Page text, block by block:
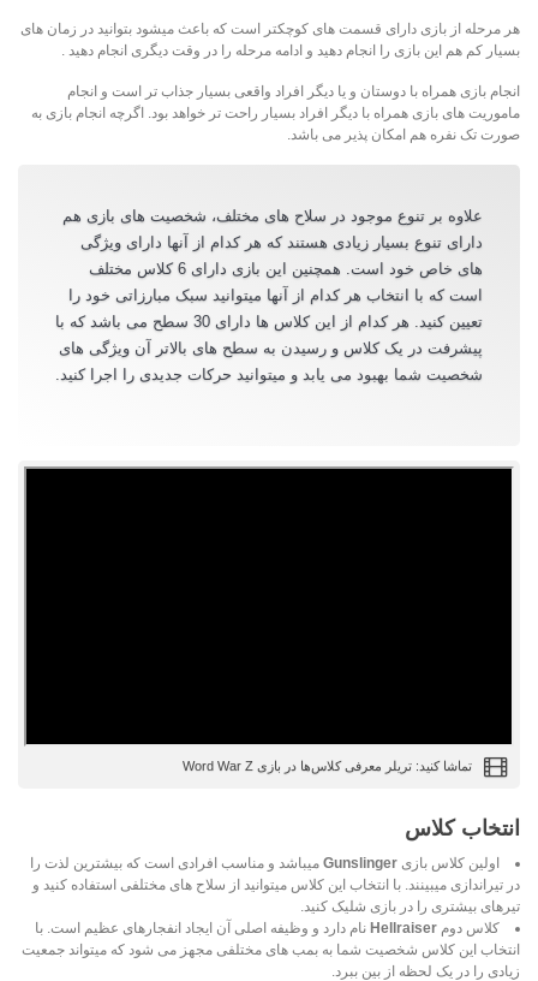
هر مرحله از بازی دارای قسمت های کوچکتر است که باعث میشود بتوانید در زمان های
بسیار کم هم این بازی را انجام دهید و ادامه مرحله را در وقت دیگری انجام دهید .
انجام بازی همراه با دوستان و یا دیگر افراد واقعی بسیار جذاب تر است و انجام
ماموریت های بازی همراه با دیگر افراد بسیار راحت تر خواهد بود. اگرچه انجام بازی به
صورت تک نفره هم امکان پذیر می باشد.
علاوه بر تنوع موجود در سلاح های مختلف، شخصیت های بازی هم
دارای تنوع بسیار زیادی هستند که هر کدام از آنها دارای ویژگی
های خاص خود است. همچنین این بازی دارای 6 کلاس مختلف
است که با انتخاب هر کدام از آنها میتوانید سبک مبارزاتی خود را
تعیین کنید. هر کدام از این کلاس ها دارای 30 سطح می باشد که با
پیشرفت در یک کلاس و رسیدن به سطح های بالاتر آن ویژگی های
شخصیت شما بهبود می یابد و میتوانید حرکات جدیدی را اجرا کنید.
تماشا کنید: تریلر معرفی کلاس‌ها در بازی Word War Z
انتخاب کلاس
اولین کلاس بازیGunslinger میباشد و مناسب افرادی است که بیشترین لذت را
در تیراندازی میبینند. با انتخاب این کلاس میتوانید از سلاح های مختلفی استفاده کنید و
تیرهای بیشتری را در بازی شلیک کنید.
کلاس دومHellraiser نام دارد و وظیفه اصلی آن ایجاد انفجارهای عظیم است. با
انتخاب این کلاس شخصیت شما به بمب های مختلفی مجهز می شود که میتواند جمعیت
زیادی را در یک لحظه از بین ببرد.